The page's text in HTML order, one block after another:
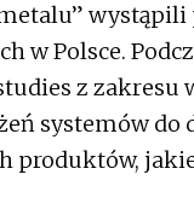
w Polsce.
z
systemów do
produktów,